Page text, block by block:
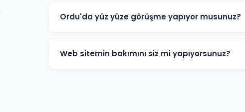
edilmektedir. Projenin kapsamına göre süre değişebilir.
Ordu'da yüz yüze görüşme yapıyor musunuz?
detaylarını birlikte değerlendirebiliriz.
Web sitemin bakımını siz mi yapıyorsunuz?